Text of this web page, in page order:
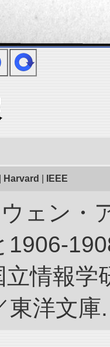
Harvard IEEE
ェン・
1906-
立情報
東洋文